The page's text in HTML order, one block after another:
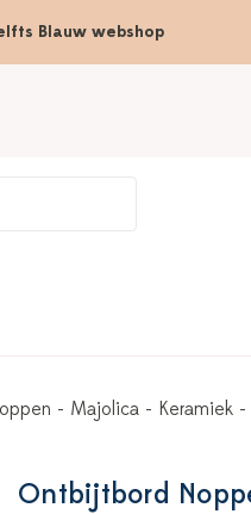
Blauw webshop
- Majolica - Keramiek -
Ontbijtbord